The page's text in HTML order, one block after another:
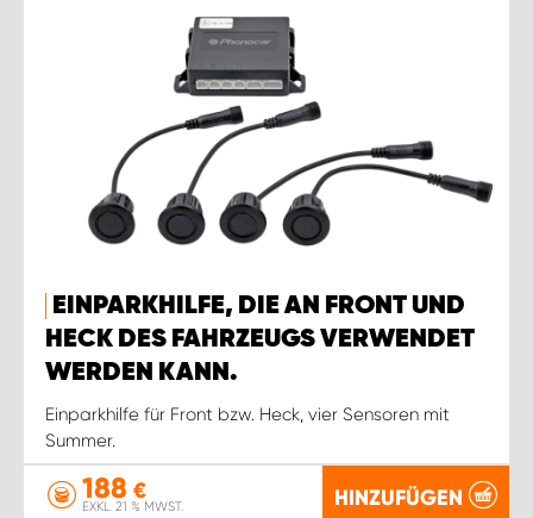
EINPARKHILFE, DIE AN FRONT UND
HECK DES FAHRZEUGS VERWENDET
WERDEN KANN.
Einparkhilfe für Front bzw. Heck, vier Sensoren mit
Summer.
188 €
EXKL. 21 % MWST. HINZUFÜGEN